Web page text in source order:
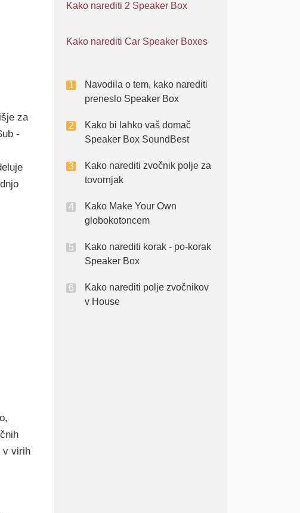
za
-
v virih
Kako narediti 2 Speaker Box
Kako narediti Car Speaker Boxes
Navodila o tem, kako narediti
preneslo Speaker Box
Kako bi lahko vaš domač
Speaker Box SoundBest
Kako narediti zvočnik polje za
tovornjak
Kako Make Your Own
globokotoncem
Kako narediti korak - po-korak
Speaker Box
Kako narediti polje zvočnikov
v House